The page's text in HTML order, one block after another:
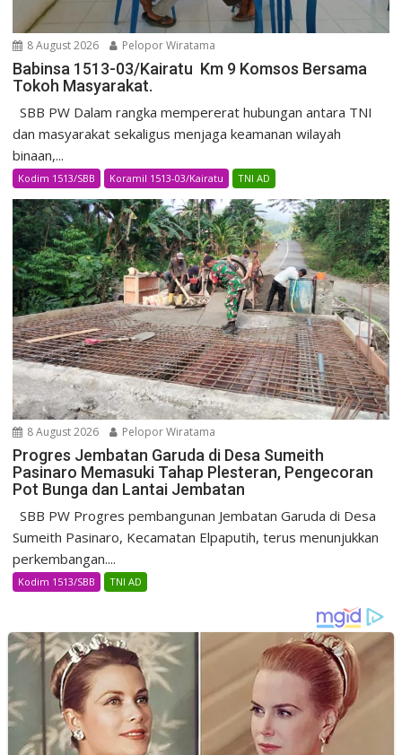
8 August 2026 Pelopor Wiratama
Babinsa 1513-03/Kairatu Km 9 Komsos Bersama
Tokoh Masyarakat.
SBB PW Dalam rangka mempererat hubungan antara TNI
dan masyarakat sekaligus menjaga keamanan wilayah
binaan,...
Kodim 1513/SBB Koramil 1513-03/Kairatu TNI AD
8 August 2026 Pelopor Wiratama
Progres Jembatan Garuda di Desa Sumeith
Pasinaro Memasuki Tahap Plesteran, Pengecoran
Pot Bunga dan Lantai Jembatan
SBB PW Progres pembangunan Jembatan Garuda di Desa
Sumeith Pasinaro, Kecamatan Elpaputih, terus menunjukkan
perkembangan....
Kodim 1513/SBB TNI AD